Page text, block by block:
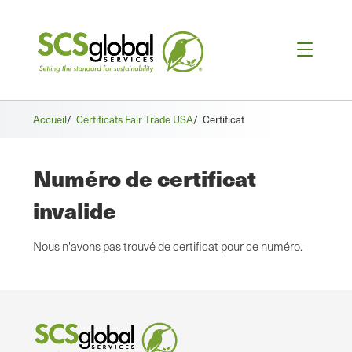
Accueil/ Certificats Fair Trade USA/ Certificat
Numéro de certificat
invalide
Nous n'avons pas trouvé de certificat pour ce numéro.